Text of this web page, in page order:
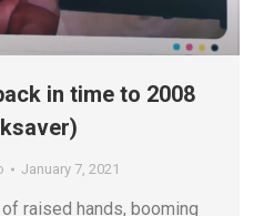
in time to 2008
January 7, 2021
raised hands, booming